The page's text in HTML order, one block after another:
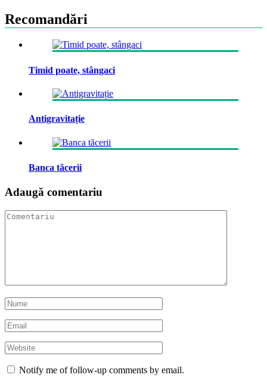
Recomandări
Timid poate, stângaci
Antigravitație
Banca tăcerii
Adaugă comentariu
Notify me of follow-up comments by email.